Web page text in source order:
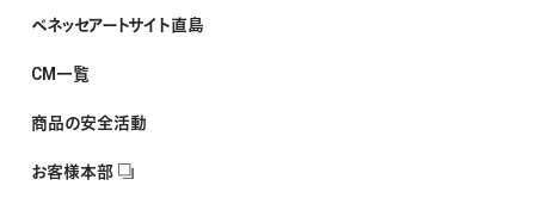
ベネッセアートサイト直島
CM一覧
商品の安全活動
お客様本部